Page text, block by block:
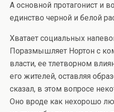
А основной протагонист и
единство черной и белой
Хватает социальных
Поразмышляет Нортон с
власти, ее тлетворном
его жителей, оставляя
сказал, в этом вопросе
Оно вроде как нехорошо